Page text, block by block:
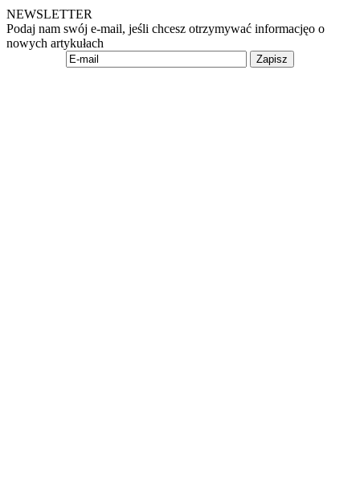
NEWSLETTER
Podaj nam swój e-mail, jeśli chcesz otrzymywać informacjęo o
nowych artykułach
Zapisz